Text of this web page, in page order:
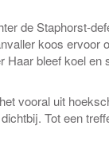
de Staphorst-
koos ervoor
bleef koel
vooral uit
Tot een